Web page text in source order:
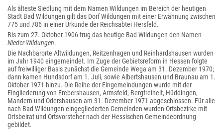
Als älteste Siedlung mit dem Namen Wildungen im Bereich der heutigen
Stadt Bad Wildungen gilt das Dorf Wildungen mit einer Erwähnung zwischen
775 und 786 in einer Urkunde der Reichsabtei Hersfeld.
Bis zum 27. Oktober 1906 trug das heutige Bad Wildungen den Namen
Nieder-Wildungen.
Die Nachbarorte Altwildungen, Reitzenhagen und Reinhardshausen wurden
im Jahr 1940 eingemeindet. Im Zuge der Gebietsreform in Hessen folgte
auf freiwilliger Basis zunächst die Gemeinde Wega am 31. Dezember 1970;
dann kamen Hundsdorf am 1. Juli, sowie Albertshausen und Braunau am 1.
Oktober 1971 hinzu. Die Reihe der Eingemeindungen wurde mit der
Eingliederung von Frebershausen, Armsfeld, Bergfreiheit, Hüddingen,
Mandern und Odershausen am 31. Dezember 1971 abgeschlossen. Für alle
nach Bad Wildungen eingegliederten Gemeinden wurden Ortsbezirke mit
Ortsbeirat und Ortsvorsteher nach der Hessischen Gemeindeordnung
gebildet.